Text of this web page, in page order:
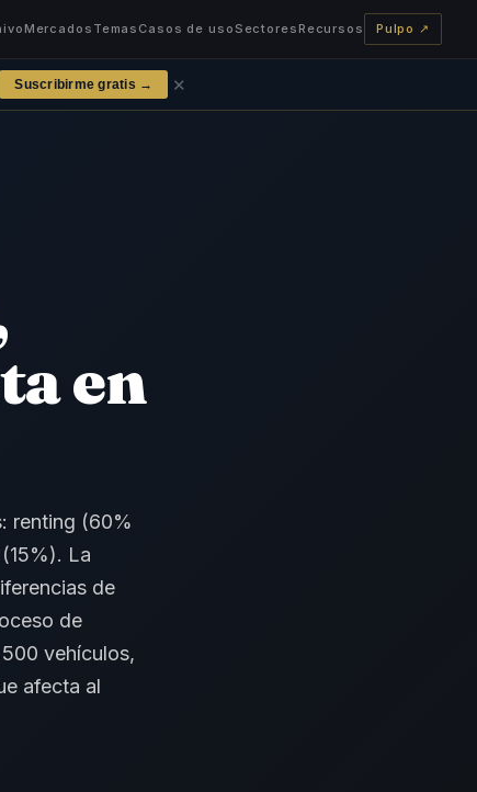
Mercados Temas Casos de usoSectores Recursos Pulpo ↗
Suscribirme gratis → ✕
en
renting (60%
La
de
de
vehículos,
afecta al